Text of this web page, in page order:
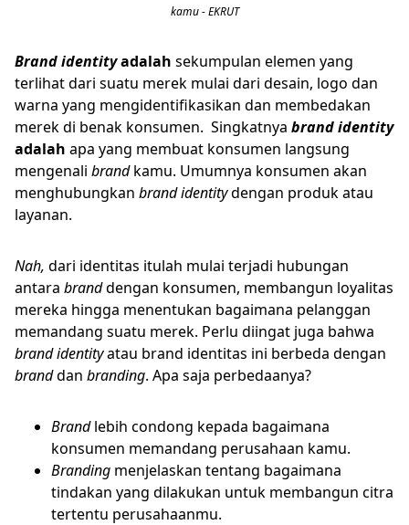
kamu - EKRUT
Brand identityadalah sekumpulan elemen yang
terlihat dari suatu merek mulai dari desain, logo dan
warna yang mengidentifikasikan dan membedakan
merek di benak konsumen. Singkatnya brand identity
adalah apa yang membuat konsumen langsung
mengenali brandkamu. Umumnya konsumen akan
menghubungkan brand identitydengan produk atau
layanan.
Nah, dari identitas itulah mulai terjadi hubungan
antara branddengan konsumen, membangun loyalitas
mereka hingga menentukan bagaimana pelanggan
memandang suatu merek. Perlu diingat juga bahwa
brand identityatau brand identitas ini berbeda dengan
branddan branding. Apa saja perbedaanya?
Brandlebih condong kepada bagaimana
konsumen memandang perusahaan kamu.
Branding menjelaskan tentang bagaimana
tindakan yang dilakukan untuk membangun citra
tertentu perusahaanmu.